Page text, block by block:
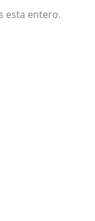
esta entero.